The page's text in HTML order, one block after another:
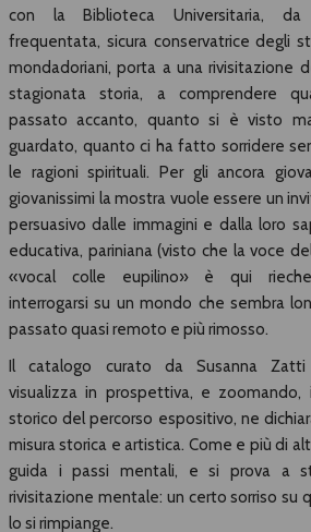
con la Biblioteca Universitaria,
frequentata, sicura conservatrice degli
mondadoriani, porta a una rivisitazione
stagionata storia, a comprendere
passato accanto, quanto si è visto
guardato, quanto ci ha fatto sorridere
le ragioni spirituali. Per gli ancora
giovanissimi la mostra vuole essere un
persuasivo dalle immagini e dalla loro
educativa, pariniana (visto che la voce
«vocal colle eupilino» è qui
interrogarsi su un mondo che sembra
passato quasi remoto e più rimosso.
Il catalogo curato da Susanna
visualizza in prospettiva, e zoomando,
storico del percorso espositivo, ne
misura storica e artistica. Come e più di
guida i passi mentali, e si prova a
rivisitazione mentale: un certo sorriso su
lo si rimpiange.